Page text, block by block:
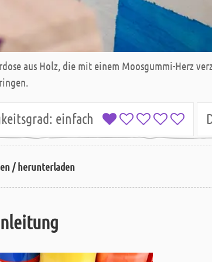
aus Holz, die mit einem Moosgummi-Herz
einfach
/ herunterladen